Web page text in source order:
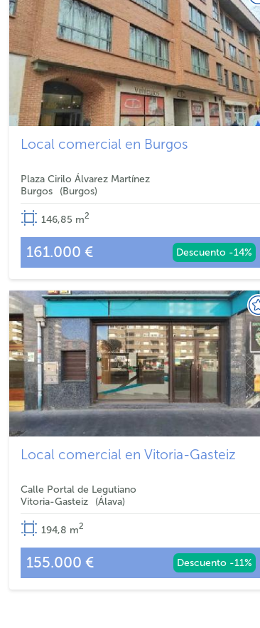
Local comercial en Burgos
Plaza Cirilo Álvarez Martínez
Burgos
Burgos
146,85 m2
161.000 € Descuento -14%
Local comercial en Vitoria-Gasteiz
Calle Portal de Legutiano
Vitoria-Gasteiz
Álava
194,8 m2
155.000 € Descuento -11%